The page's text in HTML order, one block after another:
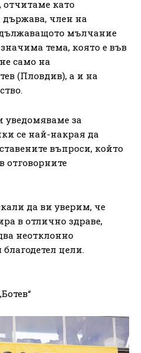
като
държава, член на
мълчание
тема, която е във
само на
(Пловдив), а и на
за
се най-накрая да
въпроси, който
отговорните
да ви уверим, че
в отлично здраве,
неотклонно
цели.